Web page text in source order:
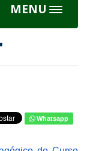
MENU
Toggle
Whatsapp